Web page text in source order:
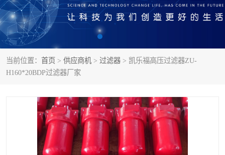
当前位置： 首页 > 供应商机 > 过滤器 > 凯乐福高压过滤器ZU-
H160*20BDP过滤器厂家
风冷式油冷却器 叶片泵
液压马达
柱塞泵 方向阀
高压球阀 电机
过滤器 列管式油冷却器